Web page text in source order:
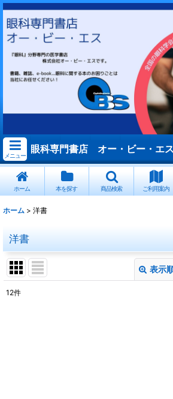
メニュー
眼科専門書店 オー・ビー・
ホーム 本を探す 商品検索 ご利用案内
ホーム > 洋書
洋書
表示
12件